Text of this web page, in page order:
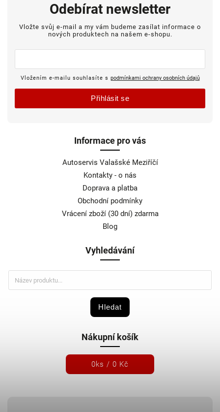
Informace pro vás
Autoservis Valašské Meziříčí
Kontakty - o nás
Doprava a platba
Obchodní podmínky
Vrácení zboží (30 dní) zdarma
Blog
Vyhledávání
Hledat
Nákupní košík
0ks / 0 Kč
Odebírat newsletter
Vložte svůj e-mail a my vám budeme zasílat informace o
nových produktech na našem e-shopu.
Vložením e-mailu souhlasíte s podmínkami ochrany osobních údajů
Přihlásit se